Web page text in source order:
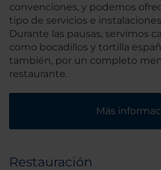
convenciones, y podemos
tipo de servicios e
Durante las pausas, servimos
como bocadillos y tortilla
también, por un completo
restaurante.
Más
Restauración